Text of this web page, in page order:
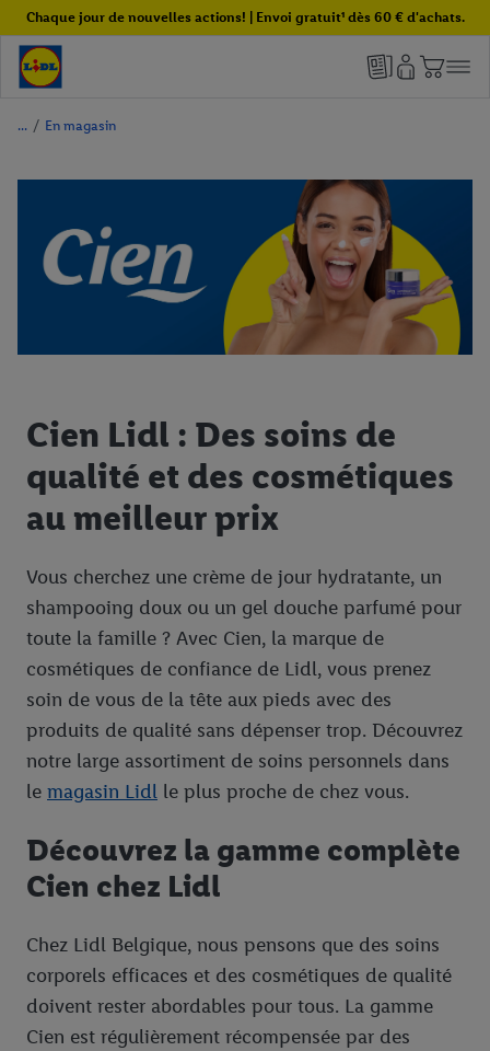
Chaque jour de nouvelles actions! | Envoi gratuit¹ dès 60 € d'achats.
/ En magasin
Cien Lidl : Des soins de
qualité et des cosmétiques
au meilleur prix
Vous cherchez une crème de jour hydratante, un
shampooing doux ou un gel douche parfumé pour
toute la famille ? Avec Cien, la marque de
cosmétiques de confiance de Lidl, vous prenez
soin de vous de la tête aux pieds avec des
produits de qualité sans dépenser trop. Découvrez
notre large assortiment de soins personnels dans
le magasin Lidl le plus proche de chez vous.
Découvrez la gamme complète
Cien chez Lidl
Chez Lidl Belgique, nous pensons que des soins
corporels efficaces et des cosmétiques de qualité
doivent rester abordables pour tous. La gamme
Cien est régulièrement récompensée par des